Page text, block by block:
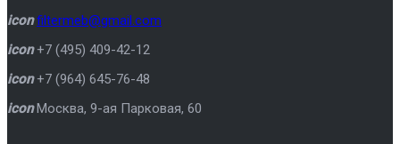
icon filtermeb@gmail.com
icon +7 (495) 409-42-12
icon +7 (964) 645-76-48
icon Москва, 9-ая Парковая, 60